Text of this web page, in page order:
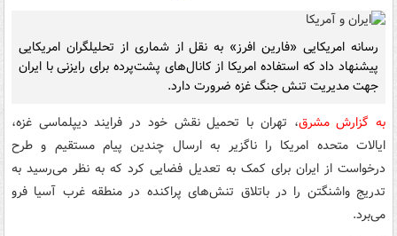
رسانه امریکایی «فارین افرز» به نقل از شماری از تحلیلگران امریکایی
پیشنهاد داد که استفاده امریکا از کانال‌های پشت‌پرده برای رایزنی با ایران
جهت مدیریت تنش جنگ غزه ضرورت دارد.
به گزارش مشرق، تهران با تحمیل نقش خود در فرایند دیپلماسی غزه،
ایالات متحده امریکا را ناگزیر به ارسال چندین پیام مستقیم و طرح
درخواست از ایران برای کمک به تعدیل فضایی کرد که به نظر می‌رسید به
تدریج واشنگتن را در باتلاق تنش‌های پراکنده در منطقه غرب آسیا فرو
می‌برد.